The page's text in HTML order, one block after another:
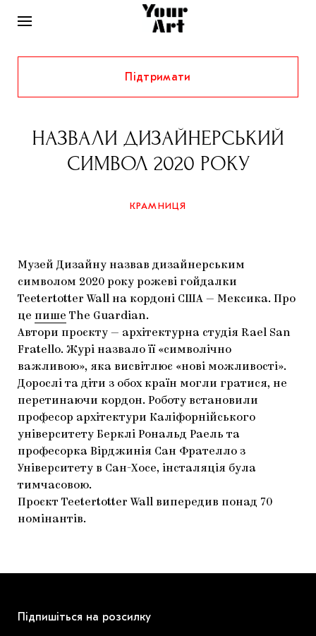
НОВИНИ
ІНТЕРВ’Ю
ХУДОЖНИКИ
АРХІТЕКТУРА
КІНО
РІДНИЙ КРАЙ
САМООРГАНІЗАЦІЇ
МУЗЕЇ
КОЛЕКЦІЇ
ГАЛЕРЕЇ
АРТЦЕНТРИ
ВИСТАВКИ
ІСТОРІЇ
КОНСПЕКТИ
КНИЖКИ І ЖУРНАЛИ
ДОСЛІДНИЦЬКА ПЛАТФОРМА
ЗАПАЛЕННЯ
ЯК ПІДТРИМУВАТИ УКРАЇНСЬКЕ МИСТЕЦТВО
МАРІУПОЛЬСЬКІ МАРГІНАЛІЇ
CARPATHIAN CULT ПРО РІЗДВЯНІ СВЯТА
КРАМНИЦЯ
Підтримати
НАЗВАЛИ ДИЗАЙНЕРСЬКИЙ
СИМВОЛ 2020 РОКУ
КРАМНИЦЯ
Музей Дизайну назвав дизайнерським
символом 2020 року рожеві гойдалки
Teetertotter Wall на кордоні США — Мексика. Про
це пише The Guardian.
Автори проєкту — архітектурна студія Rael San
Fratello. Журі назвало її «символічно
важливою», яка висвітлює «нові можливості».
Дорослі та діти з обох країн могли гратися, не
перетинаючи кордон. Роботу встановили
професор архітектури Каліфорнійського
університету Берклі Рональд Раель та
професорка Вірджинія Сан Фрателло з
Університету в Сан-Хосе, інсталяція була
тимчасовою.
Проєкт Teetertotter Wall випередив понад 70
номінантів.
Підпишіться на розсилку